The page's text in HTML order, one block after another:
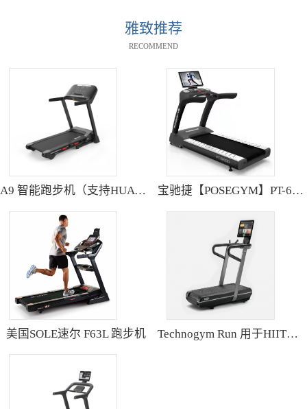
雅致推荐
RECOMMEND
A9 智能跑步机（支持HUAWEI HiLink） SH-T9119P 宝驰捷【POSEGYM】PT-6600Q高清大型触摸屏跑步机静音减震
美国SOLE速尔 F63L 跑步机 Technogym Run 用于HIIT训练的跑步机